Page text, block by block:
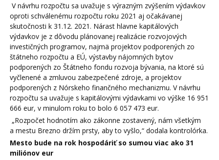
V návrhu rozpočtu sa uvažuje s výrazným zvýšením výdavkov
oproti schválenému rozpočtu roku 2021 aj očakávanej
skutočnosti k 31.12. 2021. Nárast hlavne kapitálových
výdavkov je z dôvodu plánovanej realizácie rozvojových
investičných programov, najmä projektov podporených zo
štátneho rozpočtu a EÚ, výstavby nájomných bytov
podporených zo Štátneho fondu rozvoja bývania, na ktoré sú
vyčlenené a zmluvou zabezpečené zdroje, a projektov
podporených z Nórskeho finančného mechanizmu. V návrhu
rozpočtu sa uvažuje s kapitálovými výdavkami vo výške 16 951
666 eur, v minulom roku to bolo 6 057 473 eur.
„Rozpočet hodnotím ako zákonne zostavený, nám všetkým
a mestu Brezno držím prsty, aby to vyšlo,“ dodala kontrolórka.
Mesto bude na rok hospodáriť so sumou viac ako 31
miliónov eur